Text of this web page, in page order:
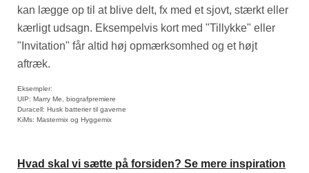
kan lægge op til at blive delt, fx med et sjovt, stærkt eller
kærligt udsagn. Eksempelvis kort med "Tillykke" eller
"Invitation" får altid høj opmærksomhed og et højt
aftræk.
Eksempler:
UIP: Marry Me, biografpremiere
Duracell: Husk batterier til gaverne
KiMs: Mastermix og Hyggemix
Hvad skal vi sætte på forsiden? Se mere inspiration